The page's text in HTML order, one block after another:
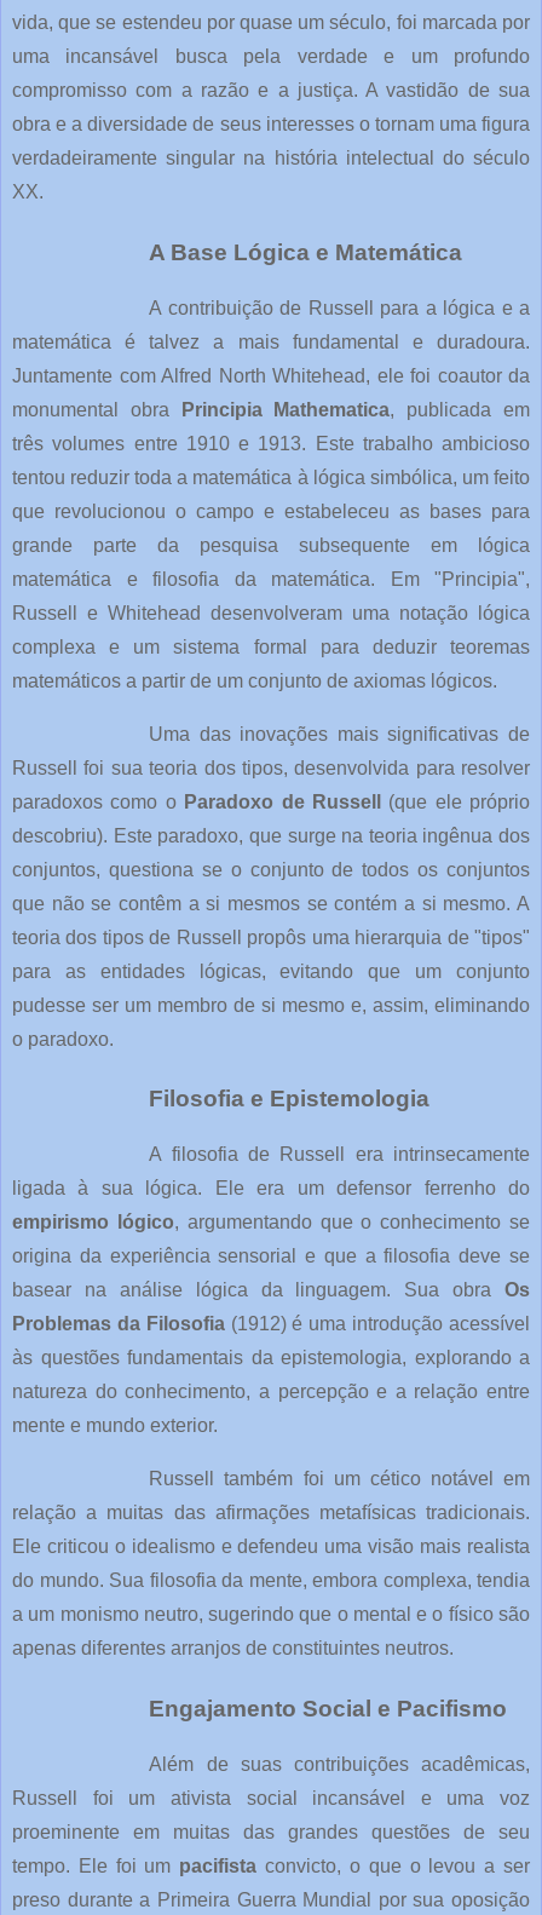
vida, que se estendeu por quase um século, foi marcada por
uma incansável busca pela verdade e um profundo
compromisso com a razão e a justiça. A vastidão de sua
obra e a diversidade de seus interesses o tornam uma figura
verdadeiramente singular na história intelectual do século
XX.
A Base Lógica e Matemática
A contribuição de Russell para a lógica e a
matemática é talvez a mais fundamental e duradoura.
Juntamente com Alfred North Whitehead, ele foi coautor da
monumental obra
Principia Mathematica, publicada em
três volumes entre 1910 e 1913. Este trabalho ambicioso
tentou reduzir toda a matemática à lógica simbólica, um feito
que revolucionou o campo e estabeleceu as bases para
grande parte da pesquisa subsequente em lógica
matemática e filosofia da matemática. Em "Principia",
Russell e Whitehead desenvolveram uma notação lógica
complexa e um sistema formal para deduzir teoremas
matemáticos a partir de um conjunto de axiomas lógicos.
Uma das inovações mais significativas de
Russell foi sua teoria dos tipos, desenvolvida para resolver
paradoxos como o Paradoxo de Russell
(que ele próprio
descobriu). Este paradoxo, que surge na teoria ingênua dos
conjuntos, questiona se o conjunto de todos os conjuntos
que não se contêm a si mesmos se contém a si mesmo. A
teoria dos tipos de Russell propôs uma hierarquia de "tipos"
para as entidades lógicas, evitando que um conjunto
pudesse ser um membro de si mesmo e, assim, eliminando
o paradoxo.
Filosofia e Epistemologia
A filosofia de Russell era intrinsecamente
ligada à sua lógica. Ele era um defensor ferrenho do
empirismo lógico, argumentando que o conhecimento se
origina da experiência sensorial e que a filosofia deve se
basear na análise lógica da linguagem. Sua obra Os
Problemas da Filosofia(1912) é uma introdução acessível
às questões fundamentais da epistemologia, explorando a
natureza do conhecimento, a percepção e a relação entre
mente e mundo exterior.
Russell também foi um cético notável em
relação a muitas das afirmações metafísicas tradicionais.
Ele criticou o idealismo e defendeu uma visão mais realista
do mundo. Sua filosofia da mente, embora complexa, tendia
a um monismo neutro, sugerindo que o mental e o físico são
apenas diferentes arranjos de constituintes neutros.
Engajamento Social e Pacifismo
Além de suas contribuições acadêmicas,
Russell foi um ativista social incansável e uma voz
proeminente em muitas das grandes questões de seu
tempo. Ele foi um pacifista convicto, o que o levou a ser
preso durante a Primeira Guerra Mundial por sua oposição